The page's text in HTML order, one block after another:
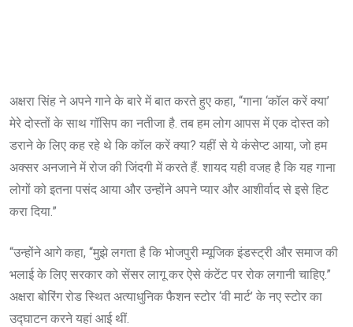
अक्षरा सिंह ने अपने गाने के बारे में बात करते हुए कहा, “गाना ‘कॉल करें क्या’
मेरे दोस्तों के साथ गॉसिप का नतीजा है. तब हम लोग आपस में एक दोस्त को
डराने के लिए कह रहे थे कि कॉल करें क्या? यहीं से ये कंसेप्ट आया, जो हम
अक्सर अनजाने में रोज की जिंदगी में करते हैं. शायद यही वजह है कि यह गाना
लोगों को इतना पसंद आया और उन्होंने अपने प्यार और आशीर्वाद से इसे हिट
करा दिया.”
“उन्होंने आगे कहा, “मुझे लगता है कि भोजपुरी म्यूजिक इंडस्ट्री और समाज की
भलाई के लिए सरकार को सेंसर लागू कर ऐसे कंटेंट पर रोक लगानी चाहिए.”
अक्षरा बोरिंग रोड स्थित अत्याधुनिक फैशन स्टोर ‘वी मार्ट’ के नए स्टोर का
उद्घाटन करने यहां आई थीं.